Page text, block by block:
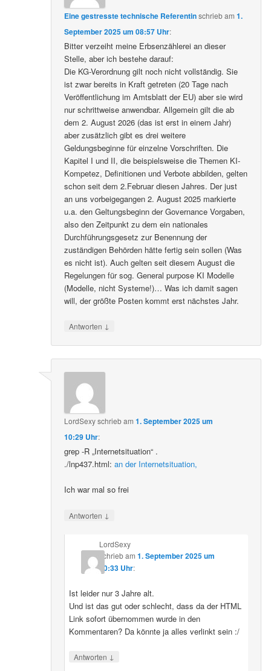
Eine gestresste technische Referentinschriebam1.
September 2025 um 08:57 Uhr:
Bitter verzeiht meine Erbsenzählerei an dieser
Stelle, aber ich bestehe darauf:
Die KG-Verordnung gilt noch nicht vollständig. Sie
ist zwar bereits in Kraft getreten (20 Tage nach
Veröffentlichung im Amtsblatt der EU) aber sie wird
nur schrittweise anwendbar. Allgemein gilt die ab
dem 2. August 2026 (das ist erst in einem Jahr)
aber zusätzlich gibt es drei weitere
Geldungsbeginne für einzelne Vorschriften. Die
Kapitel I und II, die beispielsweise die Themen KI-
Kompetez, Definitionen und Verbote abbilden, gelten
schon seit dem 2.Februar diesen Jahres. Der just
an uns vorbeigegangen 2. August 2025 markierte
u.a. den Geltungsbeginn der Governance Vorgaben,
also den Zeitpunkt zu dem ein nationales
Durchführungsgesetz zur Benennung der
zuständigen Behörden hätte fertig sein sollen (Was
es nicht ist). Auch gelten seit diesem August die
Regelungen für sog. General purpose KI Modelle
(Modelle, nicht Systeme!)… Was ich damit sagen
will, der größte Posten kommt erst nächstes Jahr.
Antworten ↓
LordSexyschriebam1. September 2025 um
10:29 Uhr:
grep -R „Internetsituation“ .
./lnp437.html:an der Internetsituation,
Ich war mal so frei
Antworten ↓
LordSexy
schriebam 1. September 2025 um
10:33 Uhr:
Ist leider nur 3 Jahre alt.
Und ist das gut oder schlecht, dass da der HTML
Link sofort übernommen wurde in den
Kommentaren? Da könnte ja alles verlinkt sein :/
Antworten ↓